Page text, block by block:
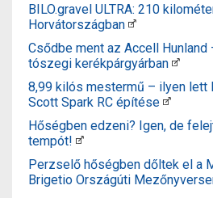
BILO.gravel ULTRA: 210
Horvátországban
Csődbe ment az Accell
tószegi kerékpárgyárban
8,99 kilós mestermű – ilyen lett
Scott Spark RC építése
Hőségben edzeni? Igen, de
tempót!
Perzselő hőségben dőltek el a
Brigetio Országúti